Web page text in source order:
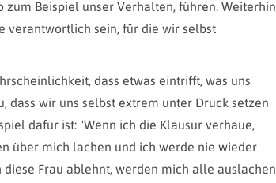
Beispiel unser Verhalten, führen. Weiterhin
verantwortlich sein, für die wir selbst
dass etwas eintrifft, was uns
dass wir uns selbst extrem unter Druck setzen
dafür ist: "Wenn ich die Klausur verhaue,
über mich lachen und ich werde nie wieder
Frau ablehnt, werden mich alle auslachen